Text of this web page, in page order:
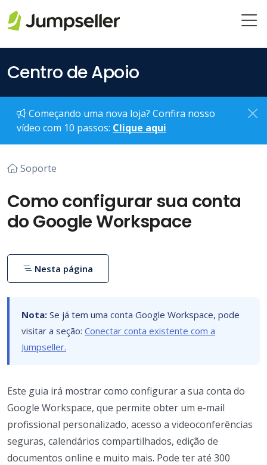
Centro de Apoio
Começando uma nova loja? Confira nosso
vídeo com 10 passos: Clique aqui
Soporte
Como configurar sua conta
do Google Workspace
Nota: Se já tem uma conta Google Workspace, pode
visitar a seção: Conectar conta existente com a
Jumpseller.
Este guia irá mostrar como configurar a sua conta do
Google Workspace, que permite obter um e-mail
profissional personalizado, acesso a videoconferências
seguras, calendários compartilhados, edição de
documentos online e muito mais. Pode ter até 300
Nesta página